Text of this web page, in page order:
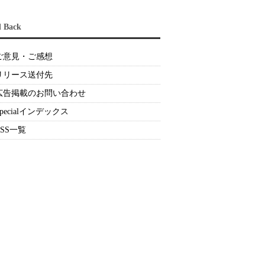
Back
意見・ご感想
リース送付先
告掲載のお問い合わせ
インデックス
一覧